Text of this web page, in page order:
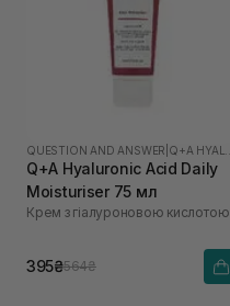
QUESTION AND ANSWER
Q+A Hyaluronic Acid Daily
Moisturiser 75 мл
Крем з гіалуроновою кислотою
395₴564₴